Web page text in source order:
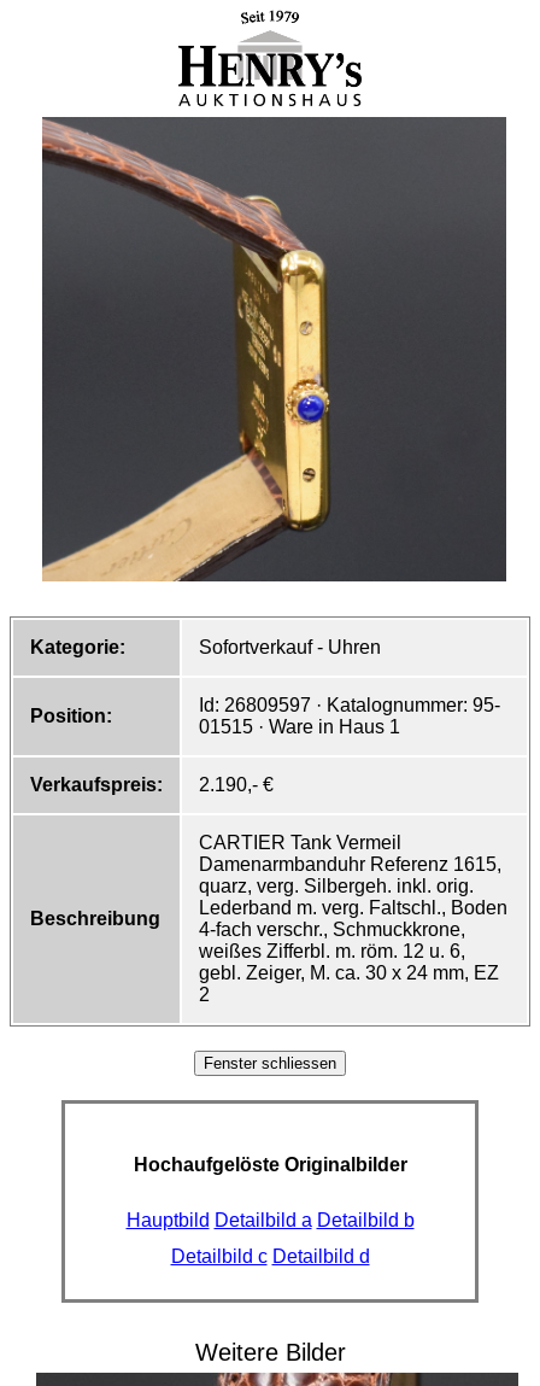
Kategorie: Sofortverkauf - Uhren
Position:
Id: 26809597 · Katalognummer: 95-
01515 · Ware in Haus 1
Verkaufspreis: 2.190,- €
Beschreibung
CARTIER Tank Vermeil
Damenarmbanduhr Referenz 1615,
quarz, verg. Silbergeh. inkl. orig.
Lederband m. verg. Faltschl., Boden
4-fach verschr., Schmuckkrone,
weißes Zifferbl. m. röm. 12 u. 6,
gebl. Zeiger, M. ca. 30 x 24 mm, EZ
2
Hochaufgelöste Originalbilder
Hauptbild Detailbild a Detailbild b
Detailbild c Detailbild d
Weitere Bilder